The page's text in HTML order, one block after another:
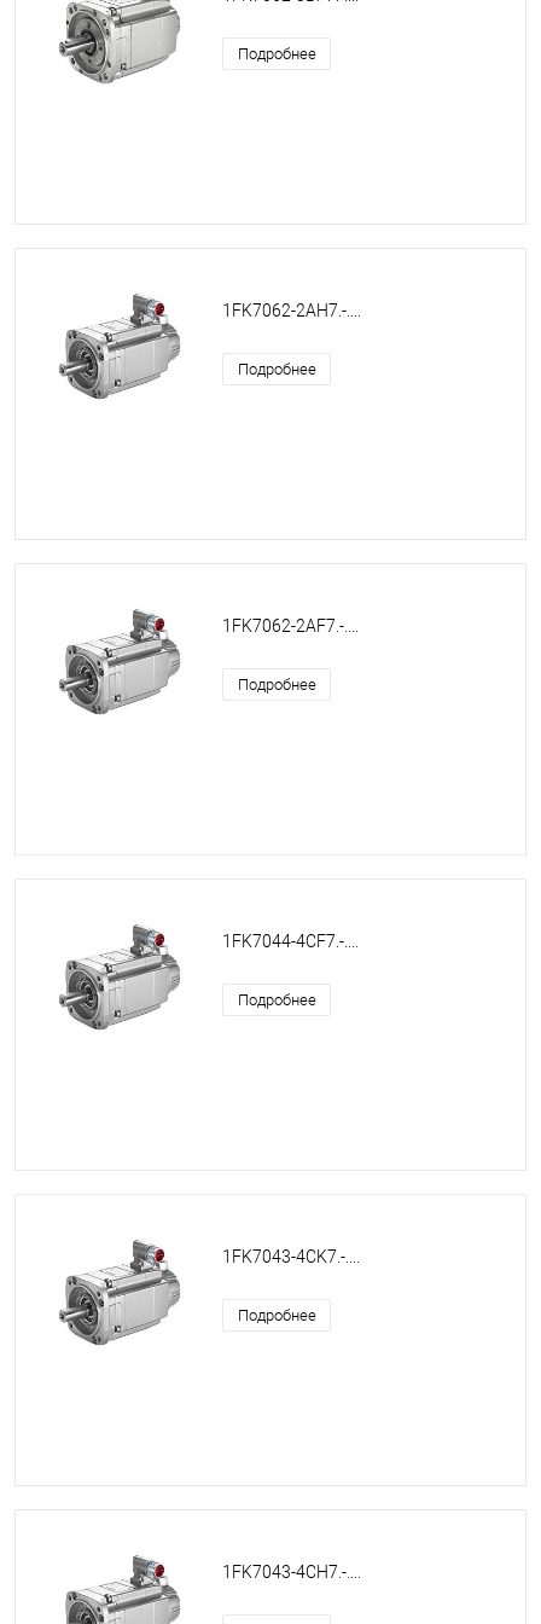
Подробнее
1FK7062-2AH7.-....
Подробнее
1FK7062-2AF7.-....
Подробнее
1FK7044-4CF7.-....
Подробнее
1FK7043-4CK7.-....
Подробнее
1FK7043-4CH7.-....